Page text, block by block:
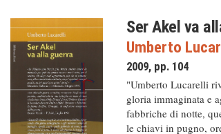
Ser Akel va
Umberto
2009, pp. 104
"Umberto Lucarelli
gloria immaginata e
fabbriche di notte,
le chiavi in pugno,